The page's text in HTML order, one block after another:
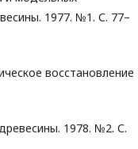
1977. №1. С. 77–
восстановление
1978. №2. С.